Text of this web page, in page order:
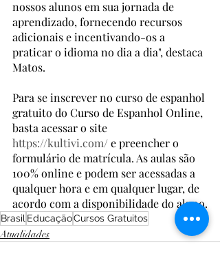
nossos alunos em sua jornada de
aprendizado, fornecendo recursos
adicionais e incentivando-os a
praticar o idioma no dia a dia", destaca
Matos.
Para se inscrever no curso de espanhol
gratuito do Curso de Espanhol Online,
basta acessar o site
https://kultivi.com/ e preencher o
formulário de matrícula. As aulas são
100% online e podem ser acessadas a
qualquer hora e em qualquer lugar, de
acordo com a disponibilidade do aluno.
BrasilEducaçãoCursos Gratuitos
Atualidades